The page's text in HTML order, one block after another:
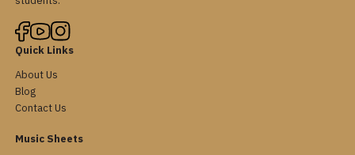
Quick Links
About Us
Blog
Contact Us
Music Sheets